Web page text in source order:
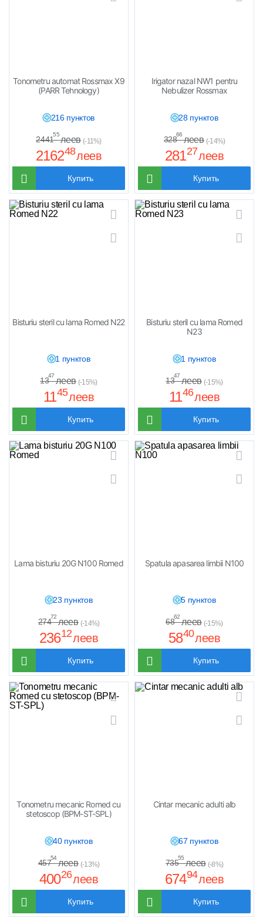
Tonometru automat Rossmax X9
(PARR Tehnology)
216 пунктов
216248леев
2441
55
леев (-11%)
Купить
Irigator nazal NW1 pentru
Nebulizer Rossmax
28 пунктов
28127леев
328
66
леев (-14%)
Купить
Bisturiu steril cu lama Romed N22
1 пунктов
1145леев
13
47
леев (-15%)
Купить
Bisturiu steril cu lama Romed
N23
1 пунктов
1146леев
13
47
леев (-15%)
Купить
Lama bisturiu 20G N100 Romed
23 пунктов
23612леев
274
72
леев (-14%)
Купить
Spatula apasarea limbii N100
5 пунктов
5840леев
68
62
леев (-15%)
Купить
Tonometru mecanic Romed cu
stetoscop (BPM-ST-SPL)
40 пунктов
40026леев
457
54
леев (-13%)
Купить
Cintar mecanic adulti alb
67 пунктов
67494леев
735
55
леев (-8%)
Купить